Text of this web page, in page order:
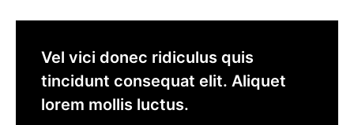
Vel vici donec ridiculus quis
tincidunt consequat elit. Aliquet
lorem mollis luctus.